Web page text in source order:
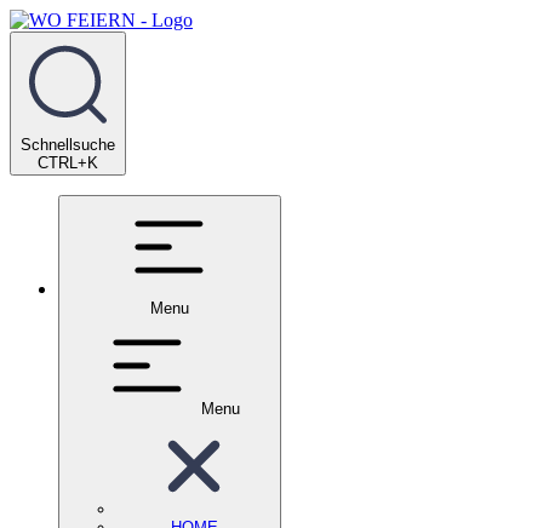
Schnellsuche
CTRL+K
Menu
Menu